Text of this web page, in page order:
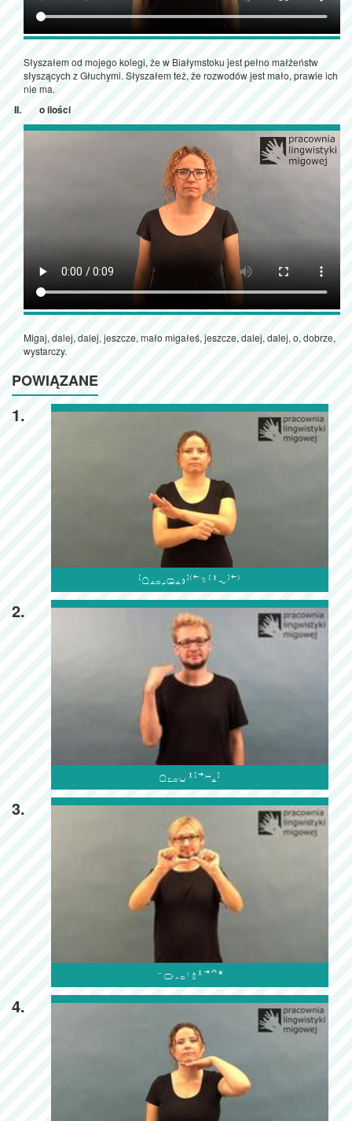
Słyszałem od mojego kolegi, że w Białymstoku jest pełno małżeństw
słyszących z Głuchymi. Słyszałem też, że rozwodów jest mało, prawie ich
nie ma.
o ilości
Migaj, dalej, dalej, jeszcze, mało migałeś, jeszcze, dalej, dalej, o, dobrze,
wystarczy.
POWIĄZANE
1.

2.

3.

4.